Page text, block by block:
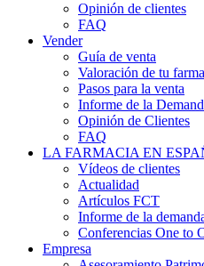
Opinión de clientes
FAQ
Vender
Guía de venta
Valoración de tu
Pasos para la venta
Informe de la
Opinión de Clientes
FAQ
LA FARMACIA EN
Vídeos de clientes
Actualidad
Artículos FCT
Informe de la
Conferencias One to
Empresa